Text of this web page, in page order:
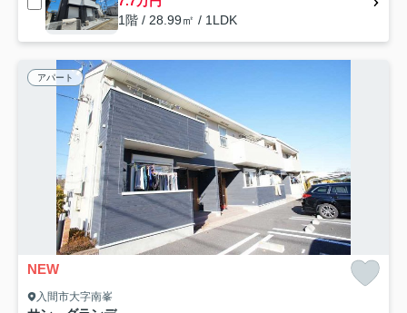
1階 / 28.99㎡ / 1LDK
アパート
NEW
入間市大字南峯